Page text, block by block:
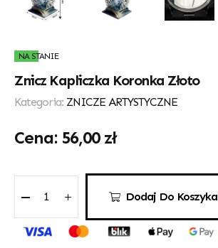
NA STANIE
Znicz Kapliczka Koronka Złoto
Kategoria: ZNICZE ARTYSTYCZNE
56,00 zł
Dodaj Do Koszyka